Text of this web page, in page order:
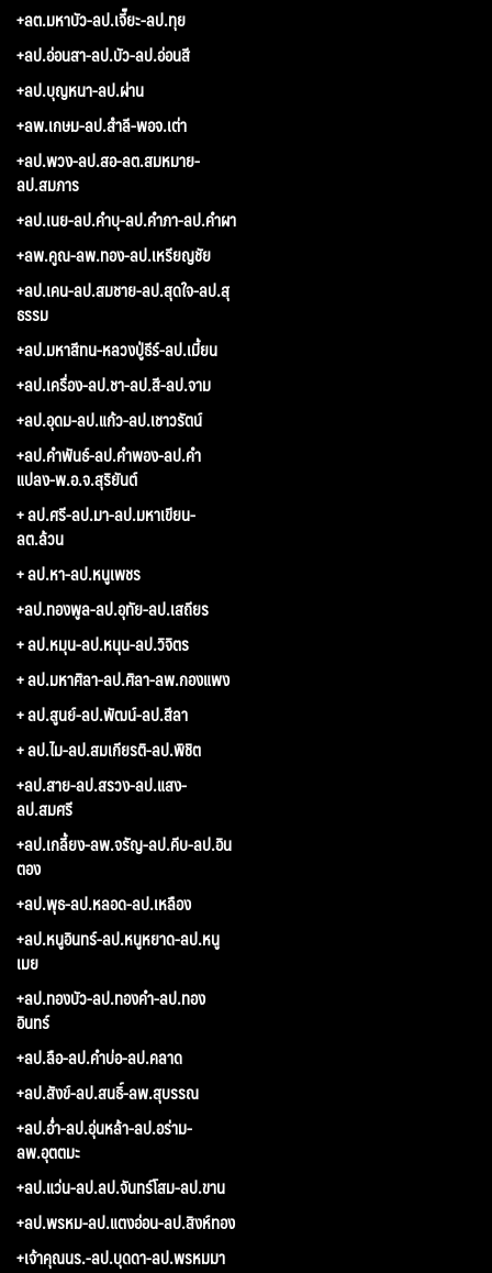
+ลต.มหาบัว-ลป.เจี๊ยะ-ลป.ทุย
+ลป.อ่อนสา-ลป.บัว-ลป.อ่อนสี
+ลป.บุญหนา-ลป.ผ่าน
+ลพ.เกษม-ลป.สำลี-พอจ.เต่า
+ลป.พวง-ลป.สอ-ลต.สมหมาย-
ลป.สมภาร
+ลป.เนย-ลป.คำบุ-ลป.คำภา-ลป.คำผา
+ลพ.คูณ-ลพ.ทอง-ลป.เหรียญชัย
+ลป.เคน-ลป.สมชาย-ลป.สุดใจ-ลป.สุ
ธรรม
+ลป.มหาสีทน-หลวงปู่ธีร์-ลป.เมี้ยน
+ลป.เครื่อง-ลป.ชา-ลป.สี-ลป.จาม
+ลป.อุดม-ลป.แก้ว-ลป.เชาวรัตน์
+ลป.คำพันธ์-ลป.คำพอง-ลป.คำ
แปลง-พ.อ.จ.สุริยันต์
+ ลป.ศรี-ลป.มา-ลป.มหาเขียน-
ลต.ล้วน
+ ลป.หา-ลป.หนูเพชร
+ลป.ทองพูล-ลป.อุทัย-ลป.เสถียร
+ ลป.หมุน-ลป.หนุน-ลป.วิจิตร
+ ลป.มหาศิลา-ลป.ศิลา-ลพ.กองแพง
+ ลป.สูนย์-ลป.พัฒน์-ลป.สีลา
+ ลป.ไม-ลป.สมเกียรติ-ลป.พิชิต
+ลป.สาย-ลป.สรวง-ลป.แสง-
ลป.สมศรี
+ลป.เกลี้ยง-ลพ.จรัญ-ลป.คีบ-ลป.อิน
ตอง
+ลป.พุธ-ลป.หลอด-ลป.เหลือง
+ลป.หนูอินทร์-ลป.หนูหยาด-ลป.หนู
เมย
+ลป.ทองบัว-ลป.ทองคำ-ลป.ทอง
อินทร์
+ลป.ลือ-ลป.คำบ่อ-ลป.คลาด
+ลป.สังข์-ลป.สนธิ์-ลพ.สุบรรณ
+ลป.อ่ำ-ลป.อุ่นหล้า-ลป.อร่าม-
ลพ.อุตตมะ
+ลป.แว่น-ลป.ลป.จันทร์โสม-ลป.ขาน
+ลป.พรหม-ลป.แตงอ่อน-ลป.สิงห์ทอง
+เจ้าคุณนร.-ลป.บุดดา-ลป.พรหมมา